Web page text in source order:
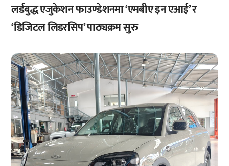
लर्डबुद्ध एजुकेशन फाउण्डेशनमा ‘एमबीए इन एआई’ र
‘डिजिटल लिडरसिप’ पाठ्यक्रम सुरु